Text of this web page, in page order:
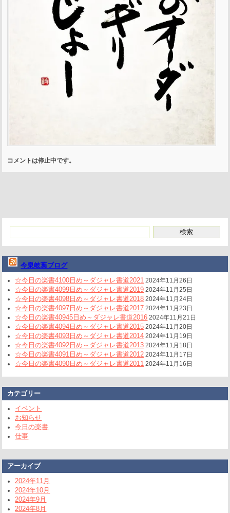
コメントは停止中です。
今泉岐葉ブログ
☆今日の楽書4100日め～ダジャレ書道2021 2024年11月26日
☆今日の楽書4099日め～ダジャレ書道2019 2024年11月25日
☆今日の楽書4098日め～ダジャレ書道2018 2024年11月24日
☆今日の楽書4097日め～ダジャレ書道2017 2024年11月23日
☆今日の楽書40945日め～ダジャレ書道2016 2024年11月21日
☆今日の楽書4094日め～ダジャレ書道2015 2024年11月20日
☆今日の楽書4093日め～ダジャレ書道2014 2024年11月19日
☆今日の楽書4092日め～ダジャレ書道2013 2024年11月18日
☆今日の楽書4091日め～ダジャレ書道2012 2024年11月17日
☆今日の楽書4090日め～ダジャレ書道2011 2024年11月16日
カテゴリー
イベント
お知らせ
今日の楽書
仕事
アーカイブ
2024年11月
2024年10月
2024年9月
2024年8月